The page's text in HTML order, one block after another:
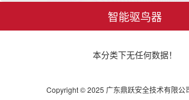
智能驱鸟器
本分类下无任何数据！
Copyright © 2025 广东鼎跃安全技术有限公